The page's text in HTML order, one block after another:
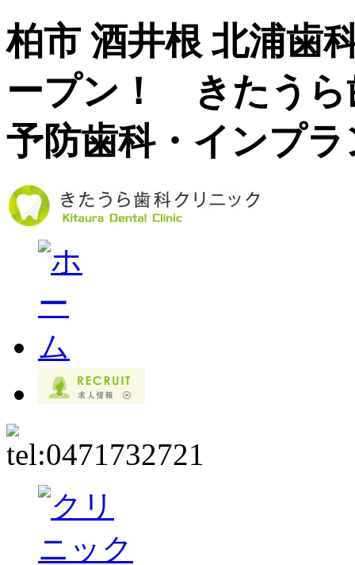
柏市 酒井根 北浦歯
ープン！ きたう
予防歯科・インプラ